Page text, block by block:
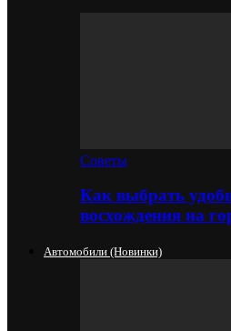
Советы
Как выбрать
восхождения на
Автомобили (новинки)